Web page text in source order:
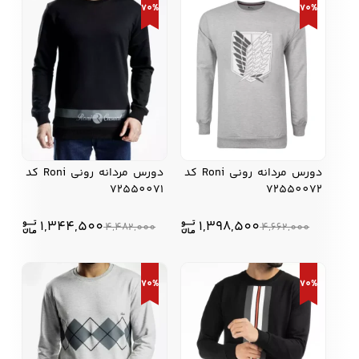
زیبایی و سلامت
خانه و آشپزخانه
شلوارک مردانه ژاکت و پلیور مردانه شلوار کتان مردانه
شلوار جین مردانه
شلوار پارچه ای
مردانه
شلوار اسلش مردانه
سویشرت و هودی
پوشت مردانه
کیف مردانه
کیف پول و جاکارتی
مردانه
کمربند مردانه
70%
دورس مردانه رونی Roni کد
72550072
4,662,000
1,398,500
70%
دورس مردانه رونی Roni کد
72550071
4,482,000
1,344,500
70%
70%